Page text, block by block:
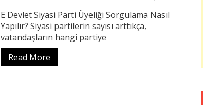
E Devlet Siyasi Parti Üyeliği Sorgulama Nasıl
Yapılır? Siyasi partilerin sayısı arttıkça,
vatandaşların hangi partiye
Read More